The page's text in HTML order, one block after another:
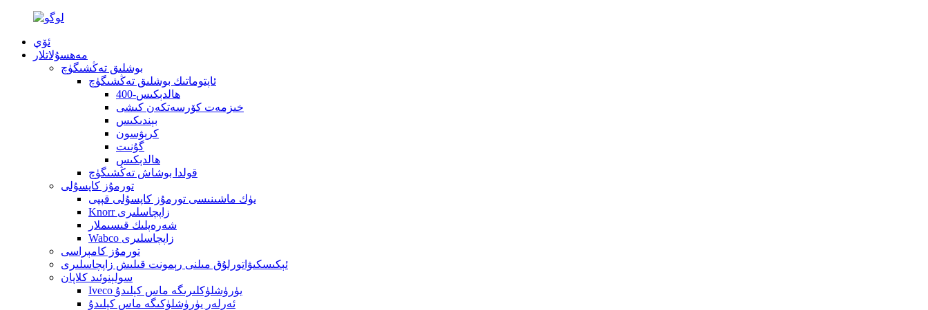
ئۆي
مەھسۇلاتلار
بوشلىق تەڭشىگۈچ
ئاپتوماتىك بوشلىق تەڭشىگۈچ
400-ھالدېكىس
خىزمەت كۆرسەتكەن كىشى
بېندىكىس
كرېۋسون
گۇنىت
ھالدېكىس
قولدا بوشاش تەڭشىگۈچ
تورمۇز كاپسۇلى
يۈك ماشىنىسى تورمۇز كاپسۇلى قېپى
Knorr زاپچاسلىرى
شەرەپلىك قىسىملار
Wabco زاپچاسلىرى
تورمۇز كامېراسى
ئېكىسكىۋاتورلۇق مىلنى رېمونت قىلىش زاپچاسلىرى
سولېنوئىد كلاپان
Iveco يۈرۈشلۈكلىرىگە ماس كېلىدۇ
ئەرلەر يۈرۈشلۈكىگە ماس كېلىدۇ